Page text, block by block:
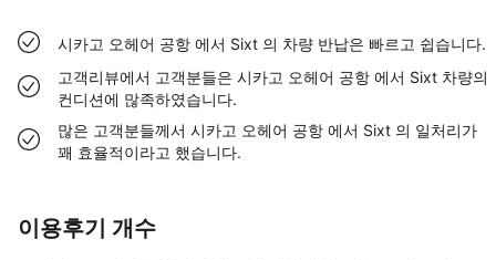
시카고 오헤어 공항 에서 Sixt 의 차량 반납은 빠르고 쉽습니다.
고객리뷰에서 고객분들은 시카고 오헤어 공항 에서 Sixt 차량의
컨디션에 많족하였습니다.
많은 고객분들께서 시카고 오헤어 공항 에서 Sixt 의 일처리가
꽤 효율적이라고 했습니다.
이용후기 개수